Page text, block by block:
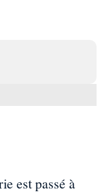
est passé à